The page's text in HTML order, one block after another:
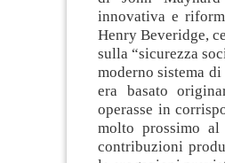
innovativa e
Henry Beveridge,
sulla “sicurezza
moderno sistema
era basato
operasse in
molto prossimo
contribuzioni